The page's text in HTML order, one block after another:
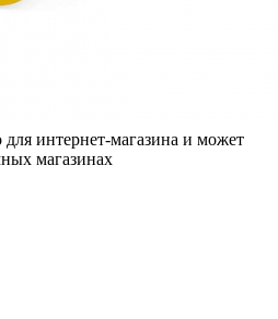
для интернет-магазина и может
магазинах